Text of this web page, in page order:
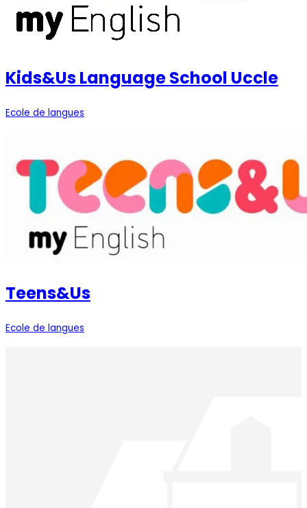
Kids&Us Language School Uccle
Ecole de langues
Teens&Us
Ecole de langues